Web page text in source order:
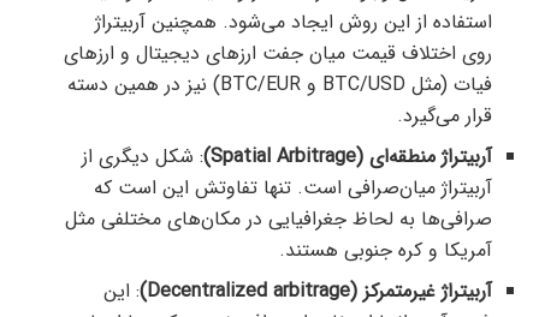
استفاده از این روش ایجاد می‌شود. همچنین آربیتراژ
روی اختلاف قیمت میان جفت ارزهای دیجیتال و ارزهای
فیات (مثل BTC/USD و BTC/EUR) نیز در همین دسته
قرار می‌گیرد.
آربیتراژ منطقه‌ای (Spatial Arbitrage)
: شکل دیگری از
آربیتراژ میان‌صرافی است. تنها تفاوتش این است که
صرافی‌ها به لحاظ جغرافیایی در مکان‌های مختلفی مثل
آمریکا و کره جنوبی هستند.
آربیتراژ غیرمتمرکز (Decentralized arbitrage)
: این